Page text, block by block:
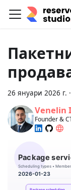
26 януари 2026 г. ·
Venelin
Founder &